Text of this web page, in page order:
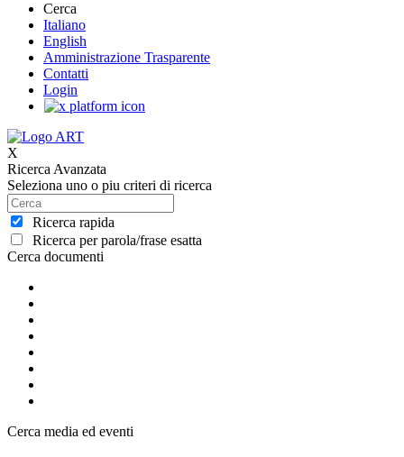
Cerca
Italiano
English
Amministrazione Trasparente
Contatti
Login
X
Ricerca Avanzata
Seleziona uno o piu criteri di ricerca
Ricerca rapida
Ricerca per parola/frase esatta
Cerca documenti
Cerca media ed eventi